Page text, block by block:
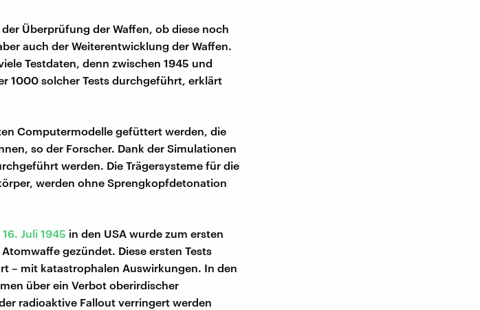
Überprüfung der Waffen, ob diese noch
auch der Weiterentwicklung der Waffen.
Testdaten, denn zwischen 1945 und
1000 solcher Tests durchgeführt, erklärt
Computermodelle gefüttert werden, die
so der Forscher. Dank der Simulationen
werden. Die Trägersysteme für die
werden ohne Sprengkopfdetonation
Juli 1945 in den USA wurde zum ersten
gezündet. Diese ersten Tests
– mit katastrophalen Auswirkungen. In den
über ein Verbot oberirdischer
radioaktive Fallout verringert werden